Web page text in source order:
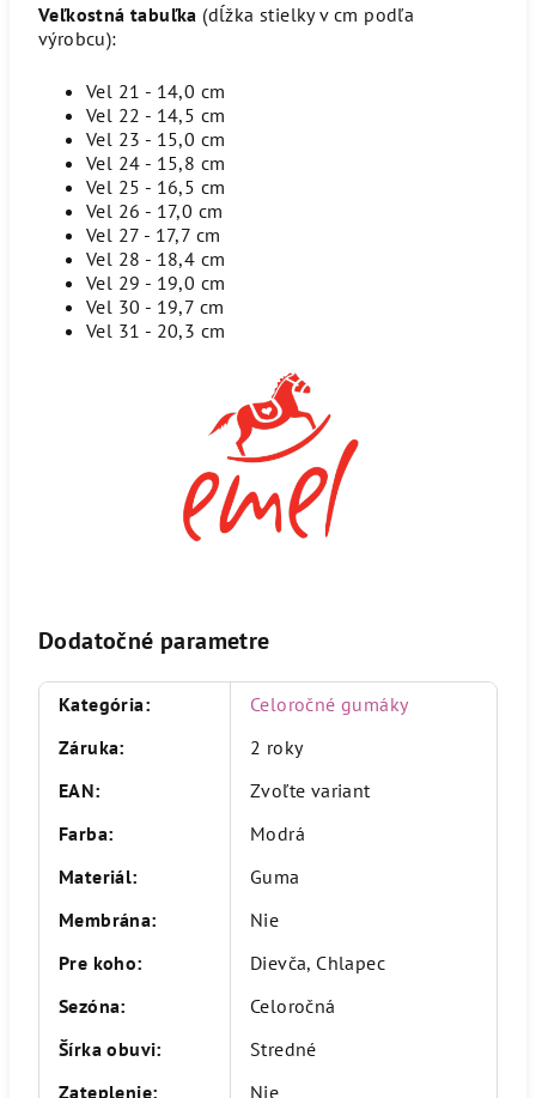
Veľkostná tabuľka (dĺžka stielky v cm podľa
výrobcu):
Vel 21 - 14,0 cm
Vel 22 - 14,5 cm
Vel 23 - 15,0 cm
Vel 24 - 15,8 cm
Vel 25 - 16,5 cm
Vel 26 - 17,0 cm
Vel 27 - 17,7 cm
Vel 28 - 18,4 cm
Vel 29 - 19,0 cm
Vel 30 - 19,7 cm
Vel 31 - 20,3 cm
Dodatočné parametre
Kategória:
Celoročné gumáky
Záruka:
2 roky
EAN:
Zvoľte variant
Farba:
Modrá
Materiál:
Guma
Membrána:
Nie
Pre koho:
Dievča, Chlapec
Sezóna:
Celoročná
Šírka obuvi:
Stredné
Zateplenie: Nie